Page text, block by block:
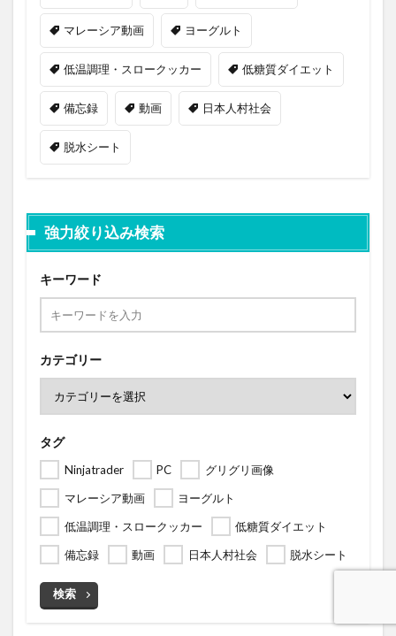
マレーシア動画 ヨーグルト
低温調理・スロークッカー 低糖質ダイエット
備忘録 動画 日本人村社会
脱水シート
強力絞り込み検索
キーワード
カテゴリー
タグ
Ninjatrader PC
グリグリ画像
マレーシア動画
ヨーグルト
低温調理・スロークッカー
低糖質ダイエット
備忘録
動画 日本人村社会 脱水シート
検索